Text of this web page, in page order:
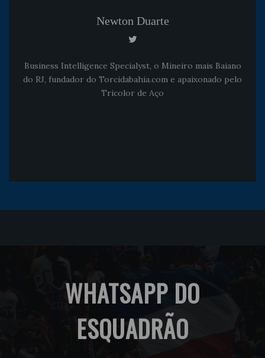
Newton Duarte
Business Intelligence Specialyst, o Mineiro mais Baiano
do RJ, fundador do Torcidabahia.com e apaixonado pelo
Tricolor de Aço
WHATSAPP DO
ESQUADRÃO